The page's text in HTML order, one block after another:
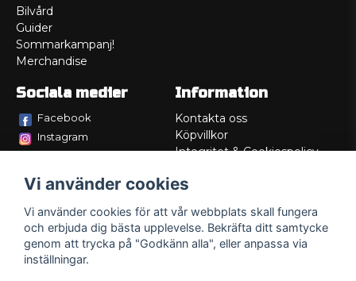
Bilvård
Guider
Sommarkampanj!
Merchandise
Sociala medier
Facebook
Instagram
Information
Kontakta oss
Köpvillkor
Integritet & Cookiespolicy
Service/Garanti
Lådritning
Om oss
Vi använder cookies
Vi använder cookies för att vår webbplats skall fungera
och erbjuda dig bästa upplevelse. Bekräfta ditt samtycke
genom att trycka på "Godkänn alla", eller anpassa via
inställningar.